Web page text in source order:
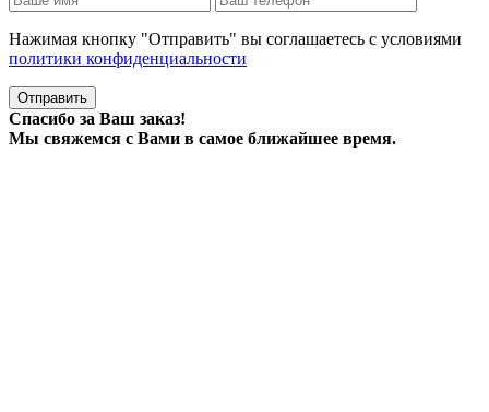
Нажимая кнопку "Отправить" вы соглашаетесь с условиями
политики конфиденциальности
Отправить
Спасибо за Ваш заказ!
Мы свяжемся с Вами в самое ближайшее время.